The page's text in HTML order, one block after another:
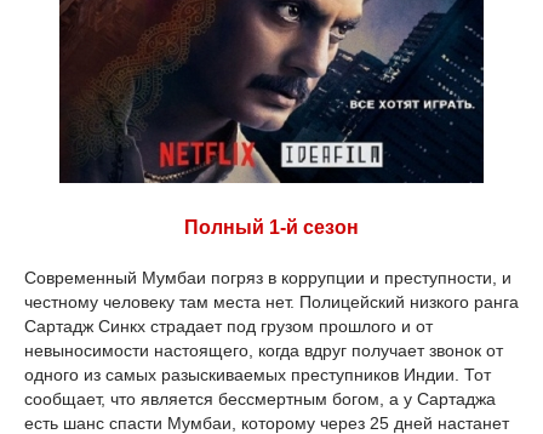
Полный 1-й сезон
Современный Мумбаи погряз в коррупции и преступности, и
честному человеку там места нет. Полицейский низкого ранга
Сартадж Синкх страдает под грузом прошлого и от
невыносимости настоящего, когда вдруг получает звонок от
одного из самых разыскиваемых преступников Индии. Тот
сообщает, что является бессмертным богом, а у Сартаджа
есть шанс спасти Мумбаи, которому через 25 дней настанет